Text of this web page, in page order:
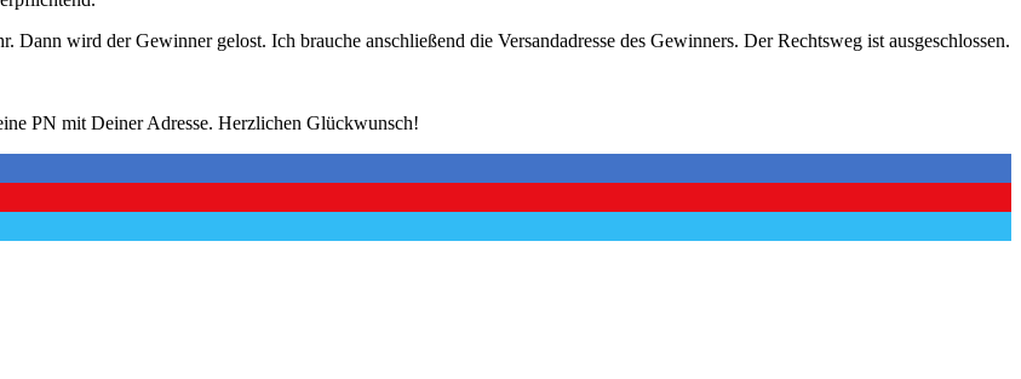
wird der Gewinner gelost. Ich brauche anschließend die Versandadresse des Gewinners. Der Rechtsweg ist ausgeschlossen.
PN mit Deiner Adresse. Herzlichen Glückwunsch!